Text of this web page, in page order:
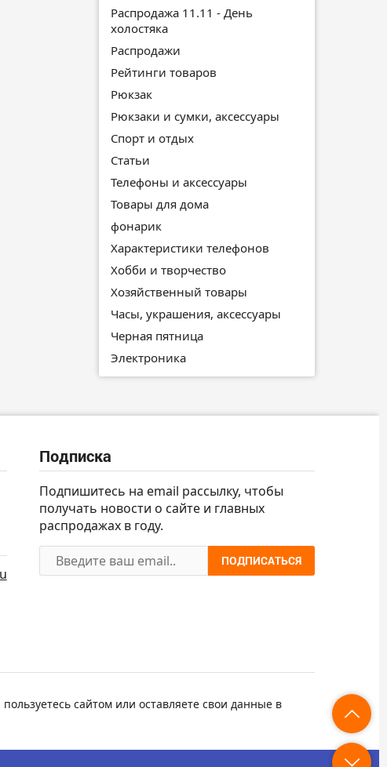
Распродажа 11.11 - День
холостяка
Распродажи
Рейтинги товаров
Рюкзак
Рюкзаки и сумки, аксессуары
Спорт и отдых
Статьи
Телефоны и аксессуары
Товары для дома
фонарик
Характеристики телефонов
Хобби и творчество
Хозяйственный товары
Часы, украшения, аксессуары
Черная пятница
Электроника
Подписка
Подпишитесь на email рассылку, чтобы
получать новости о сайте и главных
распродажах в году.
ПОДПИСАТЬСЯ
сайтом или оставляете свои данные в